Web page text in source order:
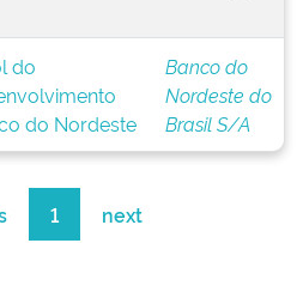
do
do Nordeste
Banco do
Nordeste do
Brasil S/A
1 next